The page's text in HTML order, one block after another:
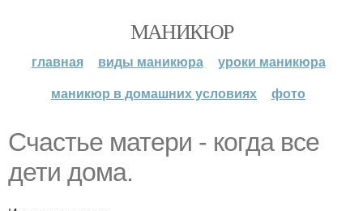
МАНИКЮР
главная виды маникюра
уроки маникюра
маникюр в домашних условиях
фото
Счастье матери - когда все
дети дома.